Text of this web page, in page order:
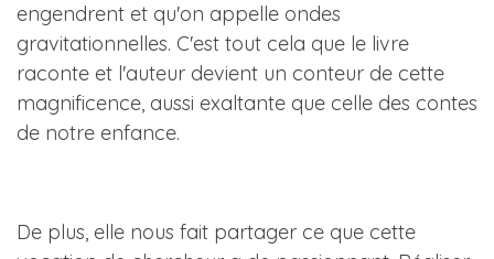
engendrent et qu'on appelle ondes
gravitationnelles. C'est tout cela que le livre
raconte et l'auteur devient un conteur de cette
magnificence, aussi exaltante que celle des contes
de notre enfance.
De plus, elle nous fait partager ce que cette